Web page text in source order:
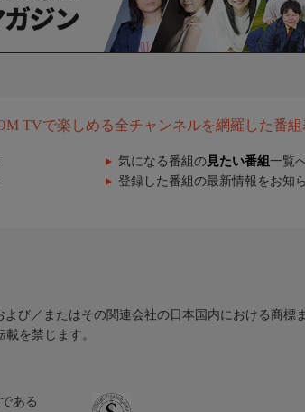
TVで楽しめる全チャンネルを網羅した番組
気になる番組の 見たい番組 一覧
登録した番組の最新情報をお知
び／またはその関連会社の日本国内における商標
を禁じます。
ある